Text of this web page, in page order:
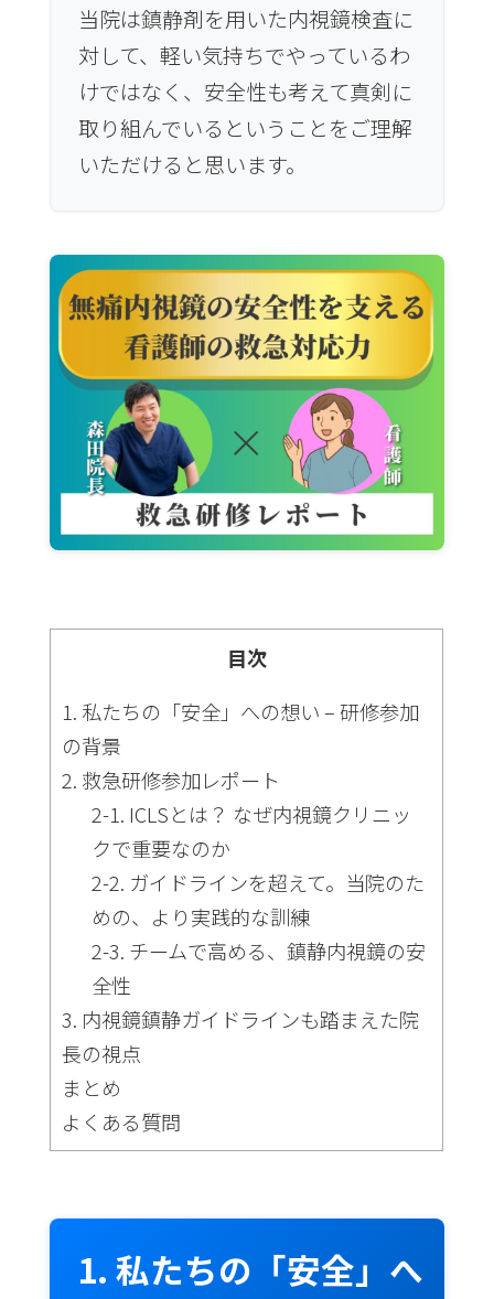
当院は鎮静剤を用いた内視鏡検査に
対して、軽い気持ちでやっているわ
けではなく、安全性も考えて真剣に
取り組んでいるということをご理解
いただけると思います。
目次
1. 私たちの「安全」への想い – 研修参加
の背景
2. 救急研修参加レポート
2-1. ICLSとは？ なぜ内視鏡クリニッ
クで重要なのか
2-2. ガイドラインを超えて。当院のた
めの、より実践的な訓練
2-3. チームで高める、鎮静内視鏡の安
全性
3. 内視鏡鎮静ガイドラインも踏まえた院
長の視点
まとめ
よくある質問
1. 私たちの「安全」へ